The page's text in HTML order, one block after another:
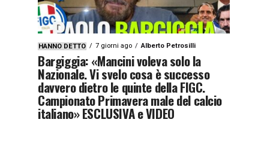
HANNO DETTO 7 giorni ago Alberto Petrosilli
Bargiggia: «Mancini voleva solo la
Nazionale. Vi svelo cosa è successo
davvero dietro le quinte della FIGC.
Campionato Primavera male del calcio
italiano» ESCLUSIVA e VIDEO